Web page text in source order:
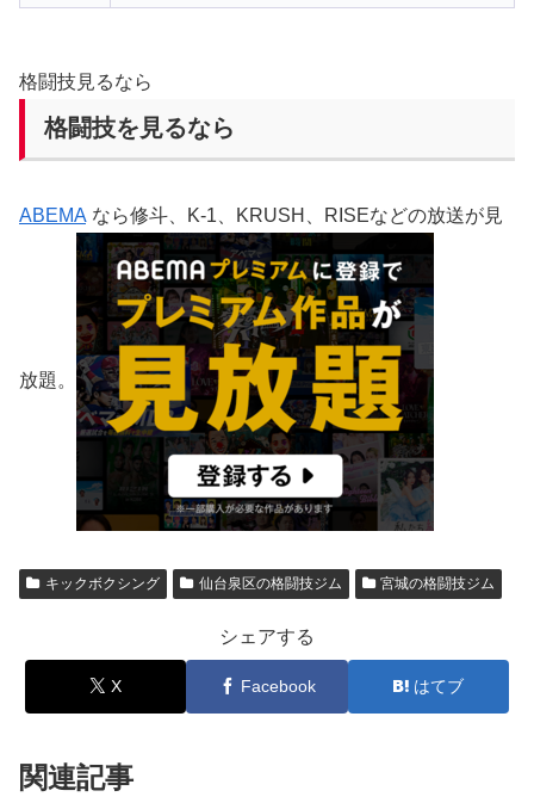
格闘技見るなら
格闘技を見るなら
ABEMA なら修斗、K-1、KRUSH、RISEなどの放送が見
放題。
キックボクシング 仙台泉区の格闘技ジム 宮城の格闘技ジム
シェアする
X Facebook はてブ
関連記事